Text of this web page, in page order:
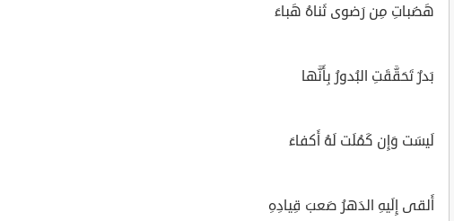
هَضَباتِ مِن رَضوى ثَناهُ هَباءَ
بَدرٌ تَحَقَّقَتِ البُدورُ بِأَنَّها
لَيسَت وَإِن كَمُلَت لَهُ أَكفاءَ
أَلقى إِلَيهِ الدَهرُ صَعبَ قِيادِهِ